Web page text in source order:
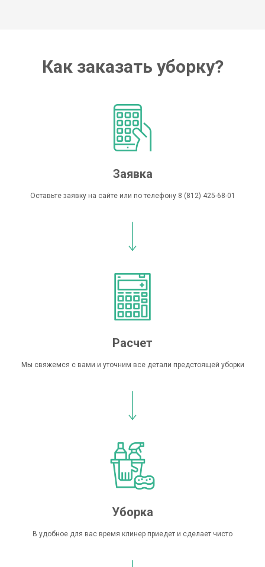
Как заказать уборку?
Заявка
Оставьте заявку на сайте или по телефону 8 (812) 425-68-01
Расчет
Мы свяжемся с вами и уточним все детали предстоящей уборки
Уборка
В удобное для вас время клинер приедет и сделает чисто